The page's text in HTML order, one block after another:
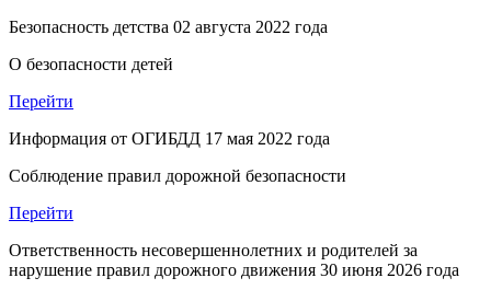
Безопасность детства 02 августа 2022 года
О безопасности детей
Перейти
Информация от ОГИБДД 17 мая 2022 года
Соблюдение правил дорожной безопасности
Перейти
Ответственность несовершеннолетних и родителей за
нарушение правил дорожного движения 30 июня 2026 года